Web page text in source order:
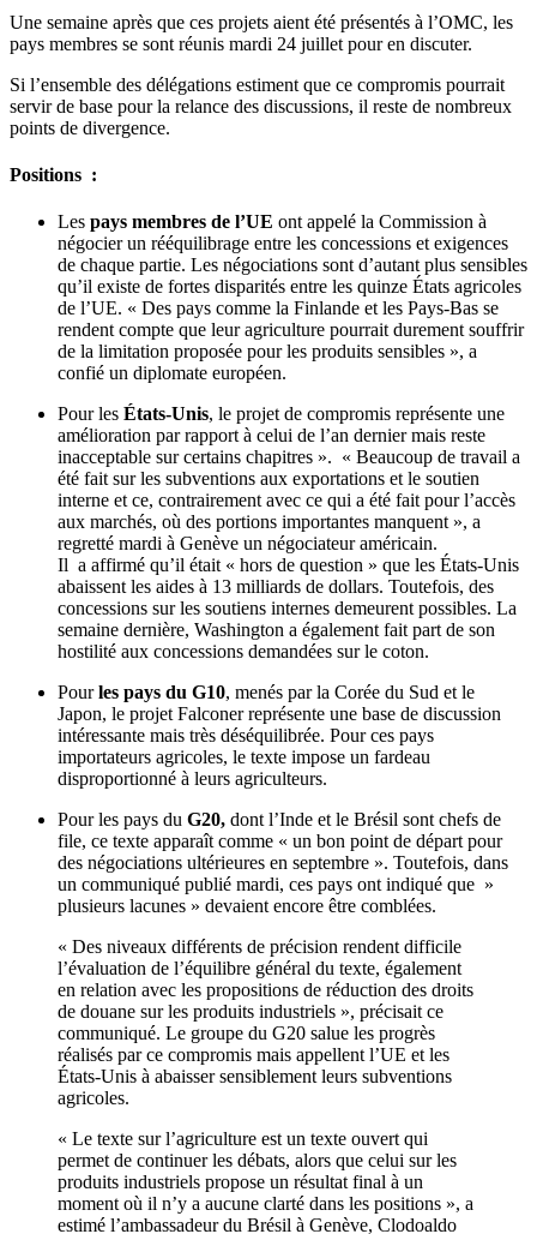
Une semaine après que ces projets aient été présentés à l’OMC, les
pays membres se sont réunis mardi 24 juillet pour en discuter.
Si l’ensemble des délégations estiment que ce compromis pourrait
servir de base pour la relance des discussions, il reste de nombreux
points de divergence.
Positions :
Les pays membres de l’UE ont appelé la Commission à
négocier un rééquilibrage entre les concessions et exigences
de chaque partie. Les négociations sont d’autant plus sensibles
qu’il existe de fortes disparités entre les quinze États agricoles
de l’UE. « Des pays comme la Finlande et les Pays-Bas se
rendent compte que leur agriculture pourrait durement souffrir
de la limitation proposée pour les produits sensibles », a
confié un diplomate européen.
Pour les États-Unis, le projet de compromis représente une
amélioration par rapport à celui de l’an dernier mais reste
inacceptable sur certains chapitres ». « Beaucoup de travail a
été fait sur les subventions aux exportations et le soutien
interne et ce, contrairement avec ce qui a été fait pour l’accès
aux marchés, où des portions importantes manquent », a
regretté mardi à Genève un négociateur américain.
Il a affirmé qu’il était « hors de question » que les États-Unis
abaissent les aides à 13 milliards de dollars. Toutefois, des
concessions sur les soutiens internes demeurent possibles. La
semaine dernière, Washington a également fait part de son
hostilité aux concessions demandées sur le coton.
Pourles pays du G10, menés par la Corée du Sud et le
Japon, le projet Falconer représente une base de discussion
intéressante mais très déséquilibrée. Pour ces pays
importateurs agricoles, le texte impose un fardeau
disproportionné à leurs agriculteurs.
Pour les pays du G20, dont l’Inde et le Brésil sont chefs de
file, ce texte apparaît comme « un bon point de départ pour
des négociations ultérieures en septembre ». Toutefois, dans
un communiqué publié mardi, ces pays ont indiqué que »
plusieurs lacunes » devaient encore être comblées.
« Des niveaux différents de précision rendent difficile
l’évaluation de l’équilibre général du texte, également
en relation avec les propositions de réduction des droits
de douane sur les produits industriels », précisait ce
communiqué. Le groupe du G20 salue les progrès
réalisés par ce compromis mais appellent l’UE et les
États-Unis à abaisser sensiblement leurs subventions
agricoles.
« Le texte sur l’agriculture est un texte ouvert qui
permet de continuer les débats, alors que celui sur les
produits industriels propose un résultat final à un
moment où il n’y a aucune clarté dans les positions », a
estimé l’ambassadeur du Brésil à Genève, Clodoaldo